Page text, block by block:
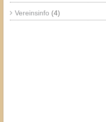
Vereinsinfo (4)